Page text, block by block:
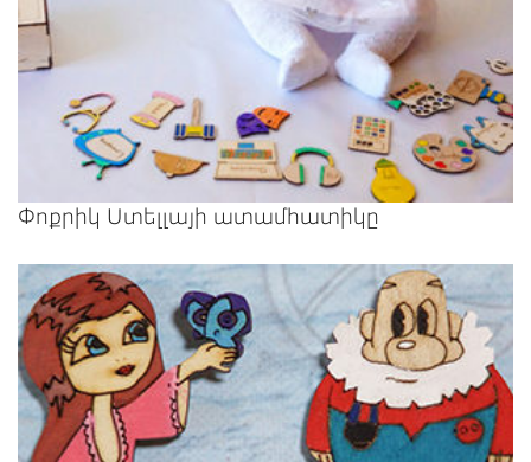
Փոքրիկ Ստելլայի ատամհատիկը